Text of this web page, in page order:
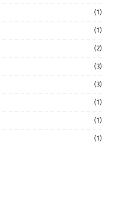
(1)
(1)
(2)
(3)
(3)
(1)
(1)
(1)